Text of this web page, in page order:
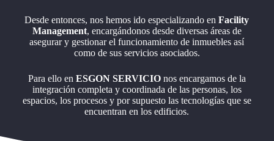
Desde entonces, nos hemos ido especializando en Facility
Management, encargándonos desde diversas áreas de
asegurar y gestionar el funcionamiento de inmuebles así
como de sus servicios asociados.
Para ello en ESGON SERVICIOnos encargamos de la
integración completa y coordinada de las personas, los
espacios, los procesos y por supuesto las tecnologías que se
encuentran en los edificios.